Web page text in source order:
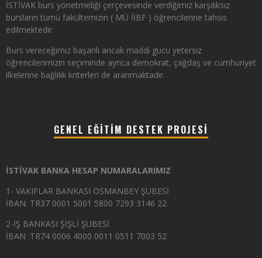
İSTİVAK burs yönetmeliği çerçevesinde verdiğimiz karşılıksız
bursların tümü fakültemizin ( MÜ İİBF ) öğrencilerine tahsis
edilmektedir.
Burs vereceğimiz başarılı ancak maddi gücü yetersiz
öğrencilerimizin seçiminde ayrıca demokrat, çağdaş ve cumhuriyet
ilkelerine bağlılık kriterleri de aranmaktadır.
GENEL EĞITIM DESTEK PROJESI
İSTİVAK BANKA HESAP NUMARALARIMIZ
1- VAKIFLAR BANKASI OSMANBEY ŞUBESİ
İBAN: TR37 0001 5001 5800 7293 3146 22
2-İŞ BANKASI ŞİŞLİ ŞUBESİ
İBAN :TR74 0006 4000 0011 0511 7003 52